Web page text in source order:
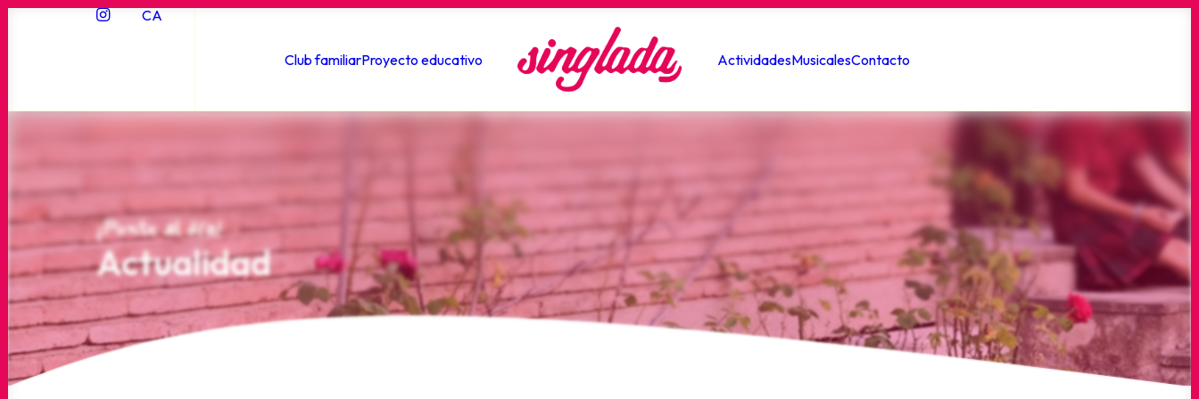
CA
Club familiarProyecto educativo ActividadesMusicalesContacto
¡Ponte al día!
Actualidad